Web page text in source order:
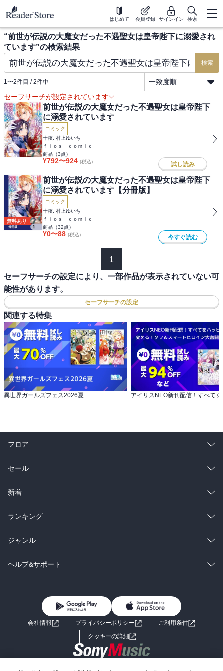
はじめて 会員登録 サインイン 検索
“前世が伝説の大魔女だった不遇聖女は皇帝陛下に溺愛され
ています”の検索結果
検索
1〜2件目 / 2件中
一致度順
セーフサーチが設定されています
前世が伝説の大魔女だった不遇聖女は皇帝陛下
に溺愛されています
コミック
十夜, 村上ゆいち
ｆｌｏｓ ｃｏｍｉｃ
商品（3点）
¥792〜924 (税込) 試し読み
無料あり
前世が伝説の大魔女だった不遇聖女は皇帝陛下
に溺愛されています【分冊版】
コミック
十夜, 村上ゆいち
ｆｌｏｓ ｃｏｍｉｃ
商品（32点）
¥0〜88 (税込) 今すぐ読む
1
セーフサーチの設定により、一部作品が表示されていない可
能性があります。
セーフサーチの設定
関連する特集
異世界ガールズフェス2026夏
フロア
総合
ラノベ
雑誌・グラビア
BL・TL
セール
総合
ラノベ
雑誌・グラビア
BL・TL
新着
総合
ラノベ
雑誌・グラビア
ランキング
総合
ラノベ
ジャンル
コミック
ライトノベル 男子向けラノベ
小説
海外小説
ヘルプ&サポート
よくあるご質問 お問い合わせ
会社情報 プライバシーポリシー
ご利用条件
クッキーの詳細
Copyright 2017 - 2026 Sony Music Entertainment(Japan) Inc.